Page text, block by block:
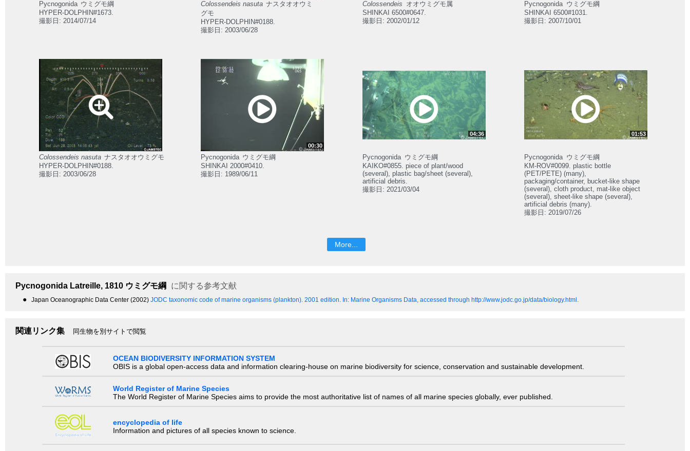
Pycnogonida ウミグモ綱
HYPER-DOLPHIN#1673.
撮影日: 2014/07/14
Colossendeis nasuta ナスタオオウミ
グモ
HYPER-DOLPHIN#0188.
撮影日: 2003/06/28
Colossendeis オオウミグモ属
SHINKAI 6500#0647.
撮影日: 2002/01/12
Pycnogonida ウミグモ綱
SHINKAI 6500#1031.
撮影日: 2007/10/01
Colossendeis nasuta ナスタオオウミグモ
HYPER-DOLPHIN#0188.
撮影日: 2003/06/28
00:30
Pycnogonida ウミグモ綱
SHINKAI 2000#0410.
撮影日: 1989/06/11
04:36
Pycnogonida ウミグモ綱
KAIKO#0855. piece of plant/wood
(several), plastic bag/sheet (several),
artificial debris.
撮影日: 2021/03/04
01:53
Pycnogonida ウミグモ綱
KM-ROV#0099. plastic bottle
(PET/PETE) (many),
packaging/container, bucket-like shape
(several), cloth product, mat-like object
(several), sheet-like shape (several),
artificial debris (many).
撮影日: 2019/07/26
More...
Pycnogonida Latreille, 1810 ウミグモ綱 に関する参考文献
● Japan Oceanographic Data Center (2002) JODC taxonomic code of marine organisms (plankton). 2001 edition. In: Marine Organisms Data, accessed through http://www.jodc.go.jp/data/biology.html.
関連リンク集 同生物を別サイトで閲覧
OCEAN BIODIVERSITY INFORMATION SYSTEM
OBIS is a global open-access data and information clearing-house on marine biodiversity for science, conservation and sustainable development.
World Register of Marine Species
The World Register of Marine Species aims to provide the most authoritative list of names of all marine species globally, ever published.
encyclopedia of life
Information and pictures of all species known to science.